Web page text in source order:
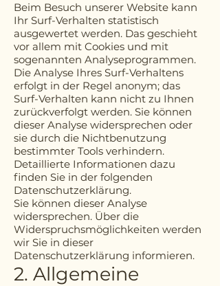
Beim Besuch unserer Website kann
Ihr Surf-Verhalten statistisch
ausgewertet werden. Das geschieht
vor allem mit Cookies und mit
sogenannten Analyseprogrammen.
Die Analyse Ihres Surf-Verhaltens
erfolgt in der Regel anonym; das
Surf-Verhalten kann nicht zu Ihnen
zurückverfolgt werden. Sie können
dieser Analyse widersprechen oder
sie durch die Nichtbenutzung
bestimmter Tools verhindern.
Detaillierte Informationen dazu
finden Sie in der folgenden
Datenschutzerklärung.
Sie können dieser Analyse
widersprechen. Über die
Widerspruchsmöglichkeiten werden
wir Sie in dieser
Datenschutzerklärung informieren.
2. Allgemeine